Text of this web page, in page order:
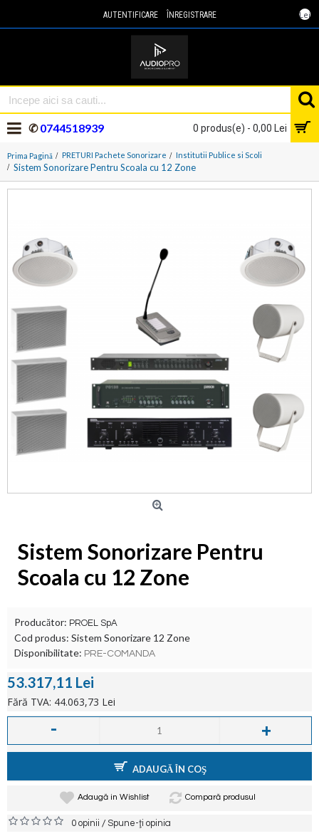
Lei
AUTENTIFICARE ÎNREGISTRARE
0 produs(e) - 0,00 Lei
✆0744518939
Prima Pagină PRETURI Pachete Sonorizare Institutii Publice si Scoli
Sistem Sonorizare Pentru Scoala cu 12 Zone
Sistem Sonorizare Pentru
Scoala cu 12 Zone
Producător: PROEL SpA
Cod produs: Sistem Sonorizare 12 Zone
Disponibilitate: PRE-COMANDA
53.317,11 Lei
Fără TVA: 44.063,73 Lei
- +
ADAUGĂ ÎN COŞ
Adaugă in Wishlist Compară produsul
0 opinii /Spune-ţi opinia